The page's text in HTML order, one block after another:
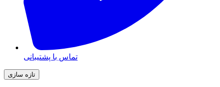
تماس با پشتیبانی